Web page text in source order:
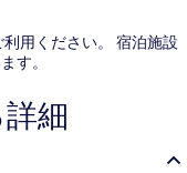
用ください。 宿泊施設
す。
細